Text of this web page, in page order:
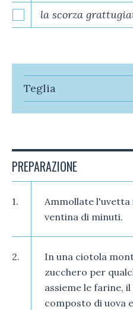
la scorza
Teglia
PREPARAZIONE
1.
Ammollate l'uvetta
ventina di minuti.
2.
In una ciotola
zucchero per
assieme le farine,
composto di uova